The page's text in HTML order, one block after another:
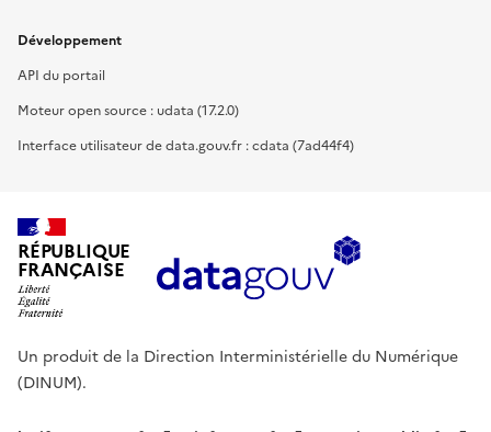
Développement
API du portail
Moteur open source : udata (17.2.0)
Interface utilisateur de data.gouv.fr : cdata (7ad44f4)
RÉPUBLIQUE
FRANÇAISE
Un produit de la Direction Interministérielle du Numérique
(DINUM).